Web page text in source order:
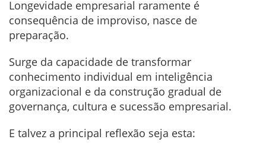
Longevidade empresarial raramente é
consequência de improviso, nasce de
preparação.
Surge da capacidade de transformar
conhecimento individual em inteligência
organizacional e da construção gradual de
governança, cultura e sucessão empresarial.
E talvez a principal reflexão seja esta: